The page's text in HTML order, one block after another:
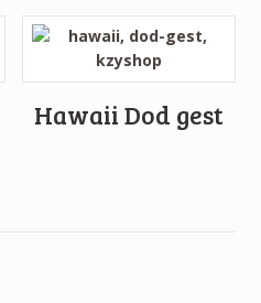
Hawaii Dod gest